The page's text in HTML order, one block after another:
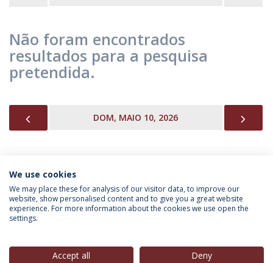
Não foram encontrados
resultados para a pesquisa
pretendida.
DOM, MAIO 10, 2026
INFORMAÇÃO PARA
We use cookies
We may place these for analysis of our visitor data, to improve our
website, show personalised content and to give you a great website
experience. For more information about the cookies we use open the
settings.
Accept all Deny